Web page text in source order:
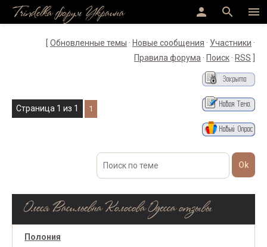
menu
search
person
Trindelka форум Украина
Обновленные темы · Новые сообщения · Участники ·
Правила форума · Поиск · RSS
Страница 1 из 1 1
Олеся Васильевна Колосова Одесса отзывы
Полония